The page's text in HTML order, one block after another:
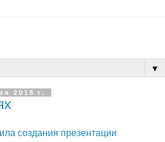
▼
2018 г.
создания презентации